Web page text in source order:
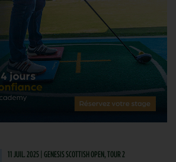
11 JUIL. 2025 | GENESIS SCOTTISH OPEN, TOUR 2